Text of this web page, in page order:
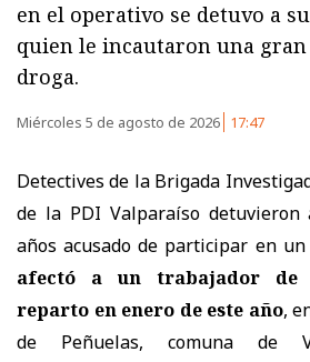
en el operativo se detuvo a
quien le incautaron una gran
droga.
Miércoles 5 de agosto de 2026 17:47
Detectives de la Brigada
de la PDI Valparaíso
años acusado de participar en un
afectó a un trabajador de
reparto en enero de este año,
de Peñuelas, comuna de